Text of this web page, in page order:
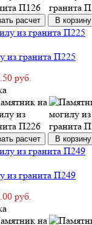
расчет В корзину
из гранита П225
руб.
расчет В корзину
из гранита П249
руб.